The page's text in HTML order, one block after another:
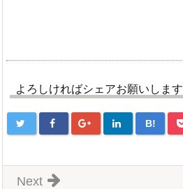
よろしければシェアお願いします
B!
Next